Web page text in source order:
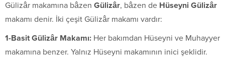
Gülizâr makamına bâzen Gülizâr, bâzen de Hüseyni Gülizâr
makamı denir. İki çeşit Gülizâr makamı vardır:
1-Basit Gülizâr Makamı: Her bakımdan Hüseyni ve Muhayyer
makamına benzer. Yalnız Hüseyni makamının inici şeklidir.